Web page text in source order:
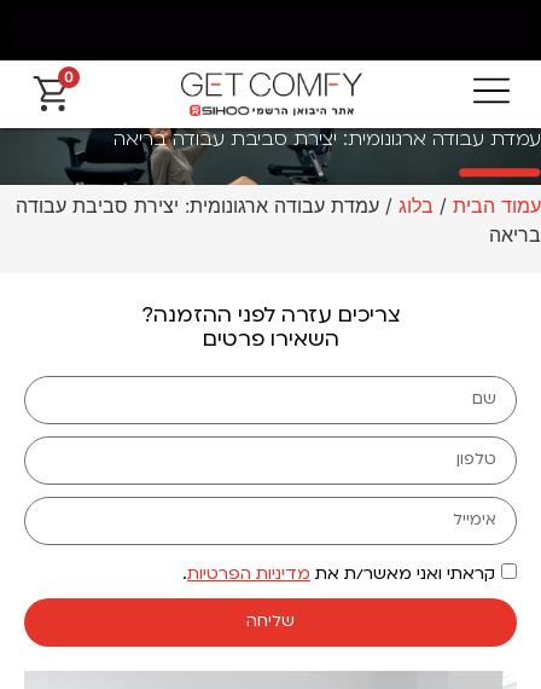
משלוח חינם מאילת עד החרמון עד 5 ימי עסקים
0
עמדת עבודה ארגונומית: יצירת סביבת עבודה בריאה
עמוד הבית / בלוג / עמדת עבודה ארגונומית: יצירת סביבת עבודה
בריאה
צריכים עזרה לפני ההזמנה?
השאירו פרטים
קראתי ואני מאשר/ת את מדיניות הפרטיות.
שליחה